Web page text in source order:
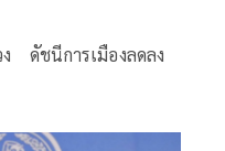
ดัชนีการเมืองลดลง